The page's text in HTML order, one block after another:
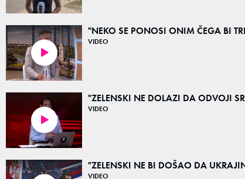
"NEKO SE PONOSI ONIM ČEGA BI
VIDEO
"ZELENSKI NE DOLAZI DA ODVOJI
VIDEO
"ZELENSKI NE BI DOŠAO DA
VIDEO